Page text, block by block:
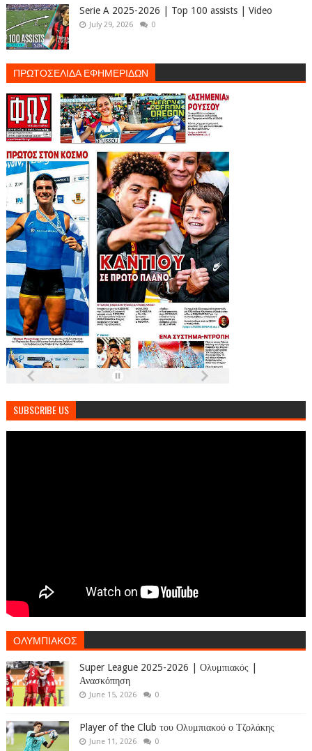
Serie A 2025-2026 | Top 100 assists | Video
July 29, 2026 0
ΠΡΩΤΟΣΕΛΙΔΑ ΕΦΗΜΕΡΙΔΩΝ
SUBSCRIBE US
ΟΛΥΜΠΙΑΚΟΣ
Super League 2025-2026 | Ολυμπιακός |
Ανασκόπηση
June 15, 2026 0
Player of the Club του Ολυμπιακού ο Τζολάκης
June 11, 2026 0